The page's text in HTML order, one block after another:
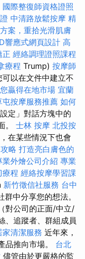
國際整復師資格證照
中清路放鬆按摩 精
案，重拾光滑肌膚
響應式網頁設計 高
正 經絡調理證照課程
療程 Trump) 按摩師
以在文件中建立不
贏得在地市場 宜蘭
屯按摩服務推薦 如何
定」對話方塊中的
。 士林 按摩 北投按
在某些情況下也會
略 打造亮白膚色的
業外燴公司介紹 專業
療程 經絡按摩學習課
新竹徵信社服務 台中
群中分享您的想法。
對公司的正面/中立/
、追蹤者、群組成員
家清潔服務 近年來，
品推向市場。 台北
儘管由於更嚴格的監